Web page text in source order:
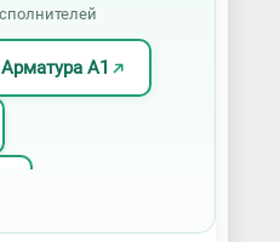
Арматура А1